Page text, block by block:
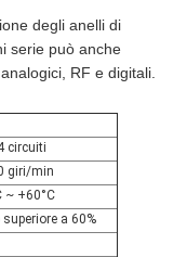
degli anelli di
serie può anche
RF e digitali.
circuiti
giri/min
~ +60°C
superiore a 60%